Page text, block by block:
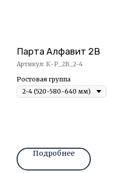
Парта Алфавит 2В
Артикул: К-Р_2В_2-4
Ростовая группа
Подробнее